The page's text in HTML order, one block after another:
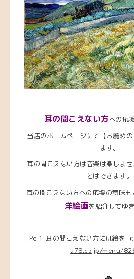
耳の聞こえない方への応
当店のホームページにて【お薦め
ます。
耳の聞こえない方は音楽は楽しま
とはできます。
耳の聞こえない方への応援の意味
洋絵画を紹介してゆき
Pe.1-耳の聞こえない方には絵を
a78.co.jp/menu/